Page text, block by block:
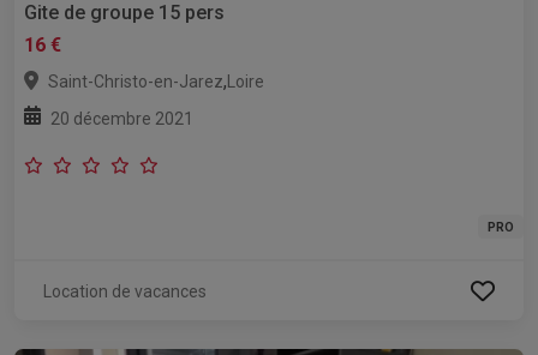
Gite de groupe 15 pers
16 €
Saint-Christo-en-Jarez, Loire
20 décembre 2021
PRO
Location de vacances